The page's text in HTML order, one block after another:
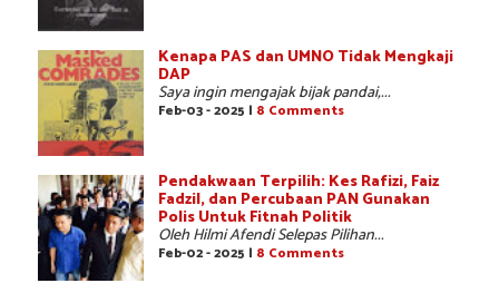
Kenapa PAS dan UMNO Tidak Mengkaji
DAP
Saya ingin mengajak bijak pandai,...
Feb-03 - 2025 | 8 Comments
Pendakwaan Terpilih: Kes Rafizi, Faiz
Fadzil, dan Percubaan PAN Gunakan
Polis Untuk Fitnah Politik
Oleh Hilmi Afendi Selepas Pilihan...
Feb-02 - 2025 | 8 Comments